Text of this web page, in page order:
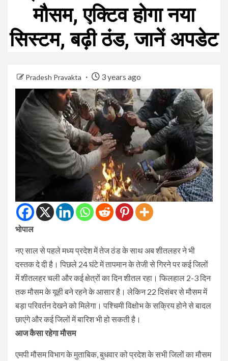
मौसम, एक्टिव होगा नया
सिस्टम, बढ़ी ठंड, जानें अपडेट
Pradesh Pravakta 3 years ago
भोपाल
नए साल से पहले मध्य प्रदेश में तेज ठंड के साथ अब शीतलहर ने भी
दस्तक दे दी है। पिछले 24 घंटे में तापमान के तेजी से गिरने पर कई जिलों
में शीतलहर चली और कई क्षेत्रों का दिन शीतल रहा। फिलहाल 2-3 दिन
तक मौसम के यूही बने रहने के आसार है। लेकिन 22 दिसंबर से मौसम में
बड़ा परिवर्तन देखने को मिलेगा। पश्चिमी विक्षोभ के सक्रिय होने से बादल
छाएंगे और कई जिलों में बारिश भी हो सकती है।
आज कैसा रहेगा मौसम
एमपी मौसम विभाग के मुताबिक, बुधवार को प्रदेश के सभी जिलों का मौसम